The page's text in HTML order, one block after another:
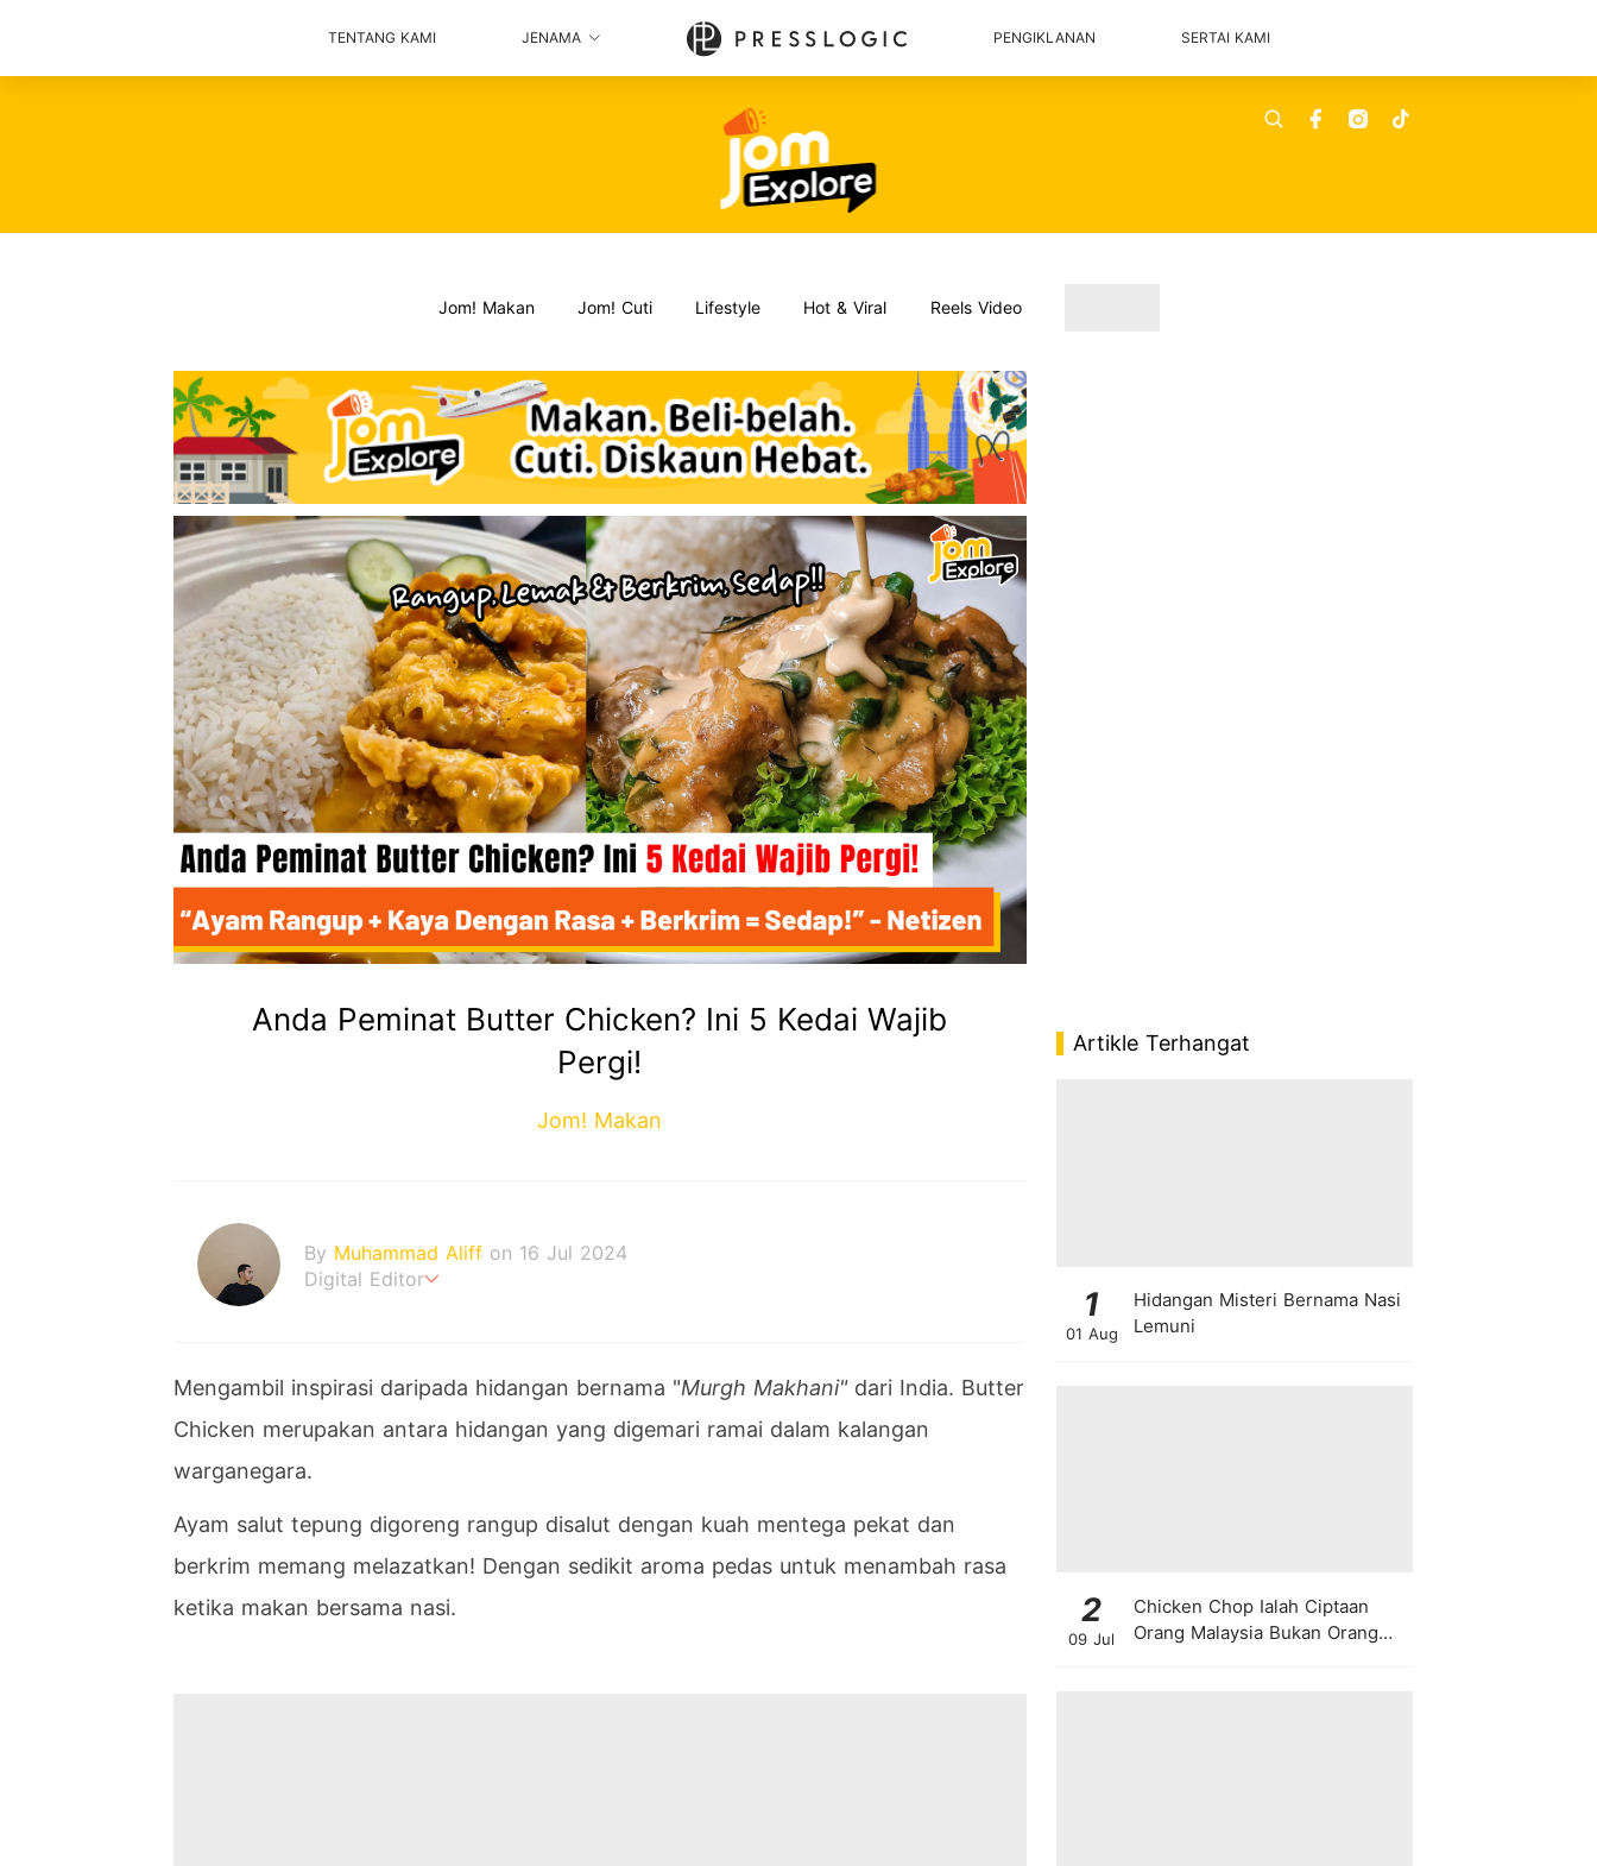
TENTANG KAMI JENAMA PENGIKLANAN SERTAI KAMI
Jom! Makan Jom! Cuti Lifestyle Hot & Viral Reels Video
Anda Peminat Butter Chicken? Ini 5 Kedai Wajib
Pergi!
Jom! Makan
By Muhammad Aliff on 16 Jul 2024
Digital Editor
Mengambil inspirasi daripada hidangan bernama "Murgh Makhani" dari India. Butter
Chicken merupakan antara hidangan yang digemari ramai dalam kalangan
warganegara.
Ayam salut tepung digoreng rangup disalut dengan kuah mentega pekat dan
berkrim memang melazatkan! Dengan sedikit aroma pedas untuk menambah rasa
ketika makan bersama nasi.
Artikle Terhangat
1
01 Aug
Hidangan Misteri Bernama Nasi
Lemuni
2
09 Jul
Chicken Chop Ialah Ciptaan
Orang Malaysia Bukan Orang